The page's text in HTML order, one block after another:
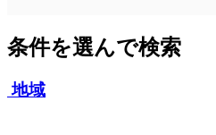
条件を選んで検索
地域